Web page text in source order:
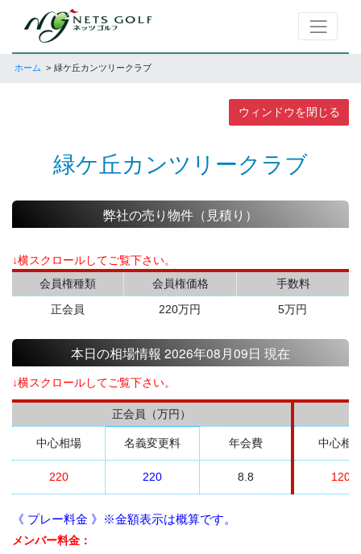
ホーム 緑ケ丘カンツリークラブ
ウィンドウを閉じる
緑ケ丘カンツリークラブ
弊社の売り物件（見積り）
↓横スクロールしてご覧下さい。
会員権種類
会員権価格
手数料
正会員
220万円 5万円
本日の相場情報 2026年08月09日 現在
↓横スクロールしてご覧下さい。
正会員（万円）
中心相場 名義変更料 年会費 中心相
220 220 8.8 120
《 プレー料金 》※金額表示は概算です。
メンバー料金：